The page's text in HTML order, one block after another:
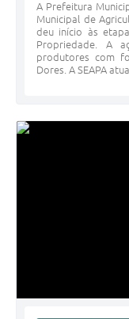
Telefones Úteis
Transparência
A Prefeitura
Municipal de
deu início às
Propriedade. A
produtores com
Dores. A SEAPA atua